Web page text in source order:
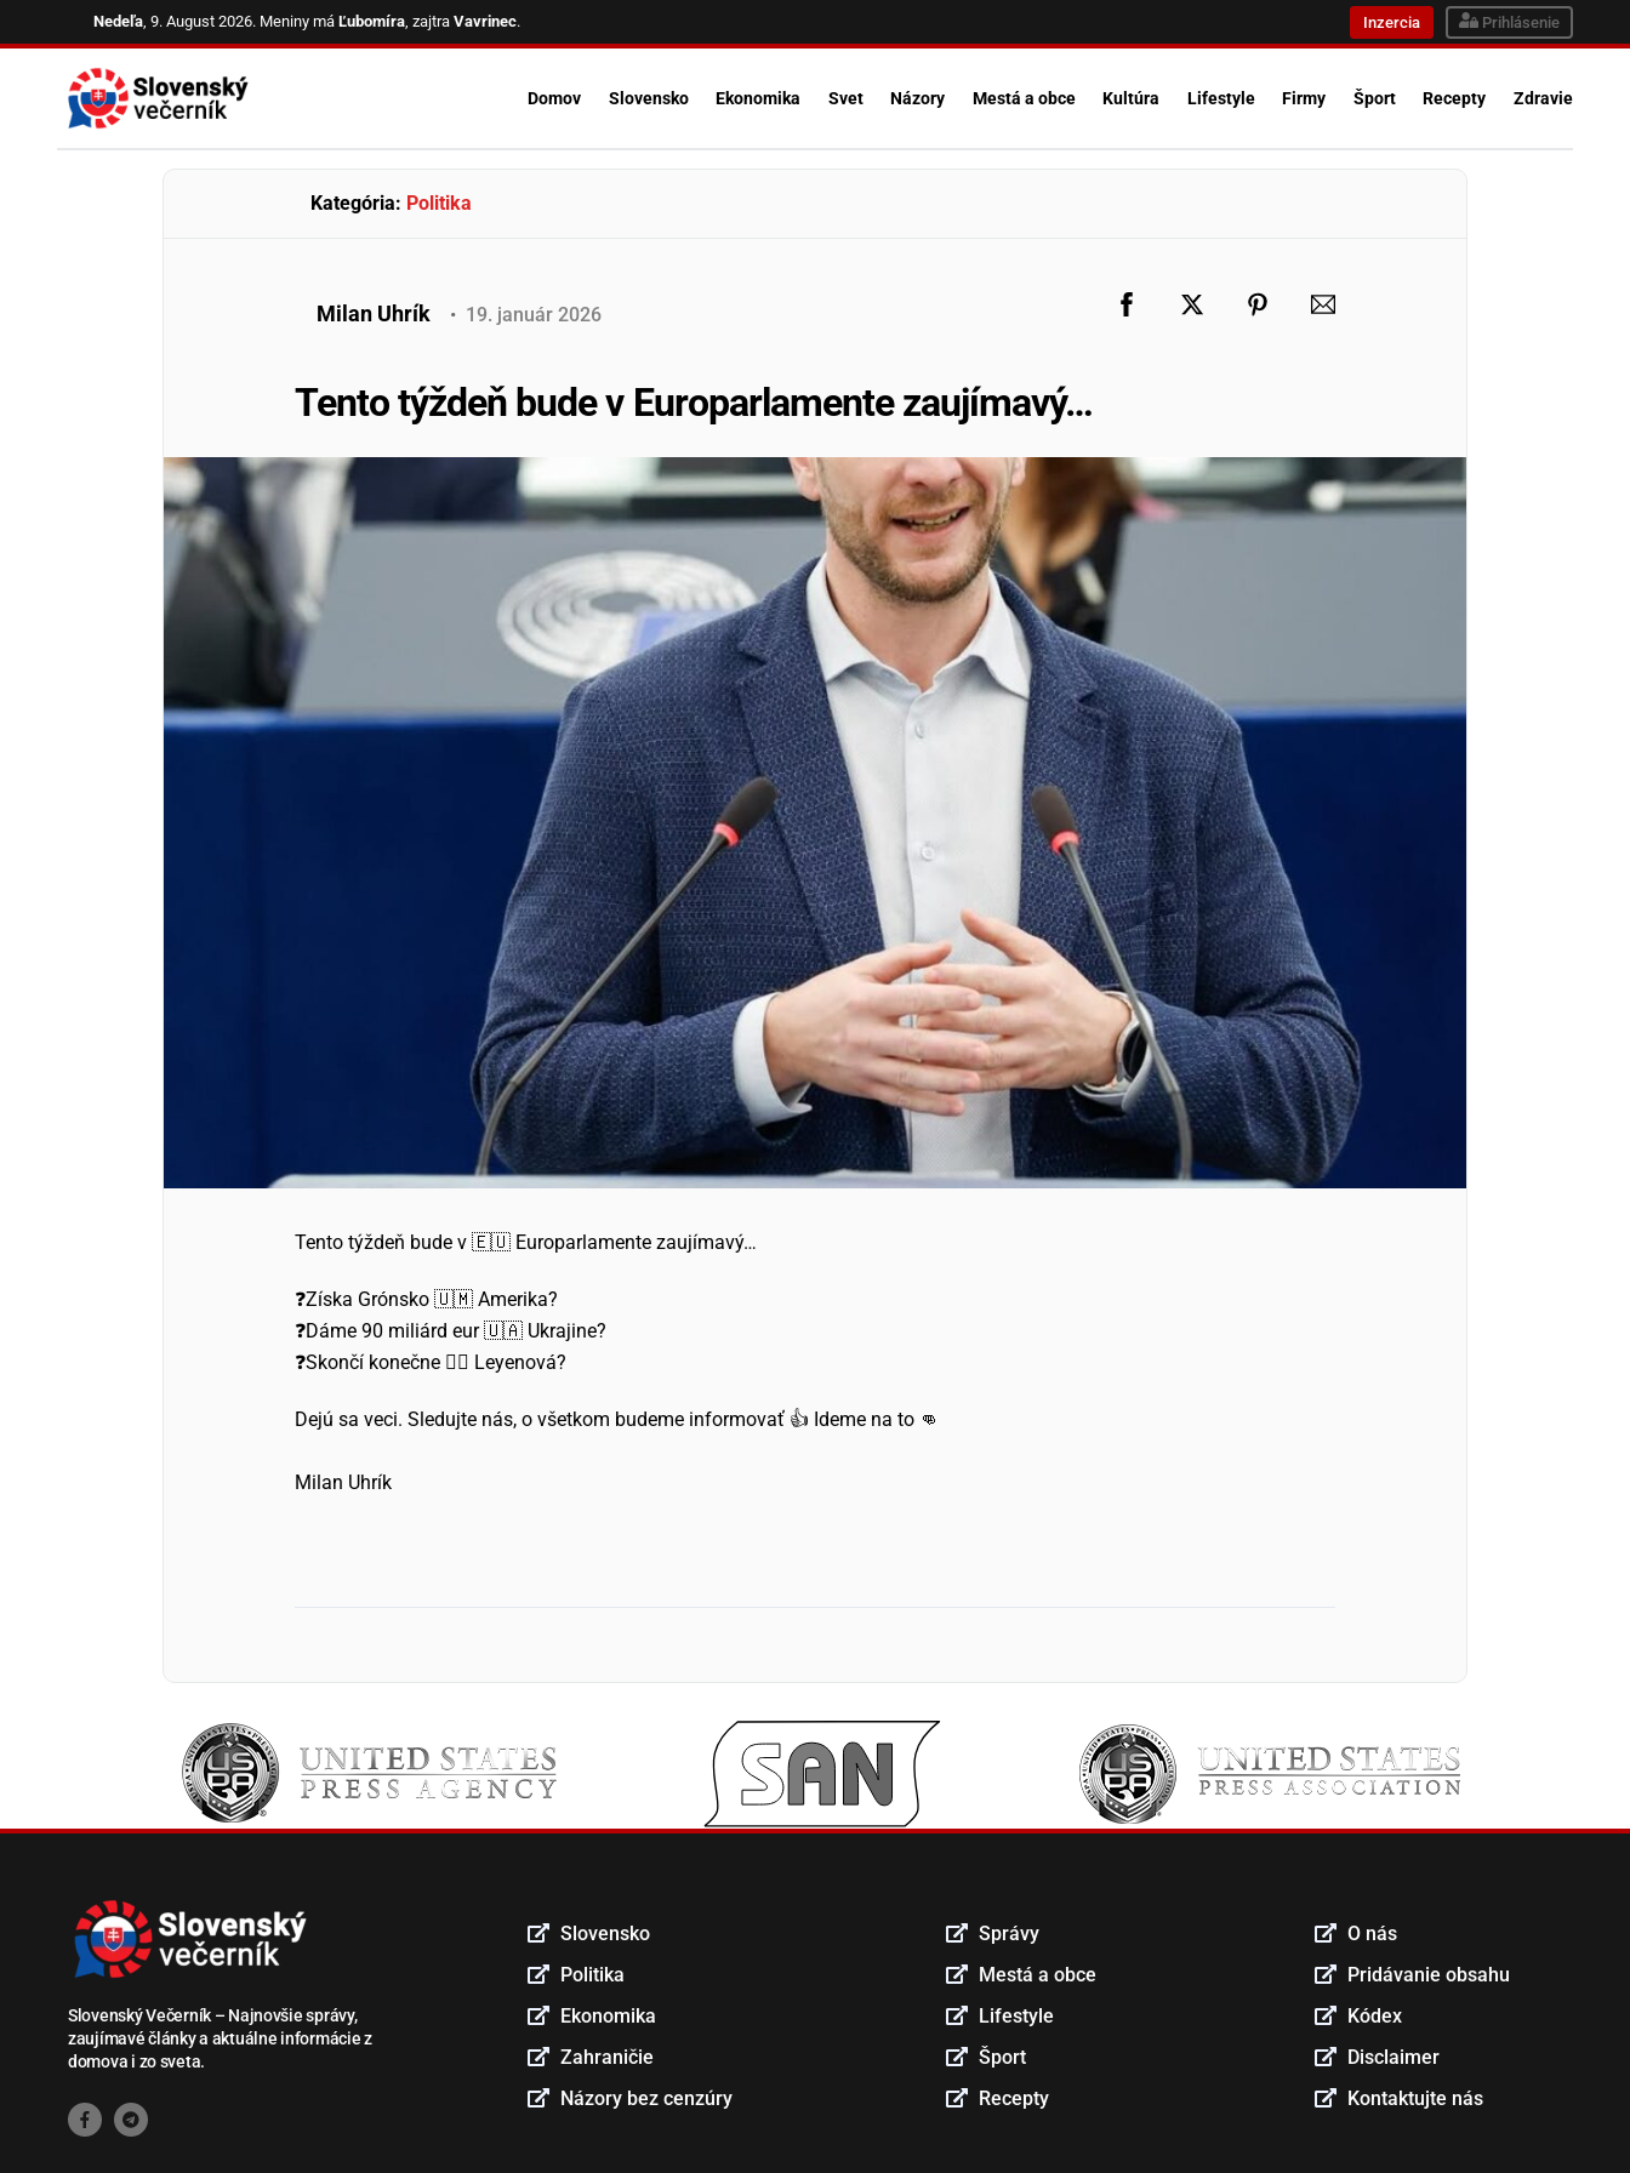
to
Nedeľa, 9. August 2026. Meniny máĽubomíra, zajtraVavrinec. Inzercia Prihlásenie
Domov Slovensko Ekonomika Svet Názory Mestá a obce Kultúra Lifestyle Firmy Šport Recepty Zdravie
Kategória: Politika
Milan Uhrík • 19. január 2026
Tento týždeň bude v Europarlamente zaujímavý…
Tento týždeň bude v 🇪🇺 Europarlamente zaujímavý…
❓️Získa Grónsko 🇺🇲 Amerika?
❓️Dáme 90 miliárd eur 🇺🇦 Ukrajine?
❓️Skončí konečne 🧟‍♀️ Leyenová?
Dejú sa veci. Sledujte nás, o všetkom budeme informovať 👍 Ideme na to 👊
Milan Uhrík
Slovenský Večerník – Najnovšie správy,
zaujímavé články a aktuálne informácie z
domova i zo sveta.
Slovensko
Politika
Ekonomika
Zahraničie
Názory bez cenzúry
Správy
Mestá a obce
Lifestyle
Šport
Recepty
O nás
Pridávanie obsahu
Kódex
Disclaimer
Kontaktujte nás